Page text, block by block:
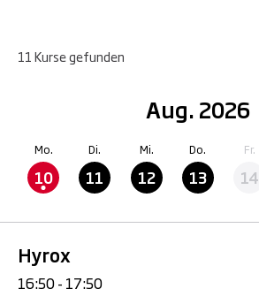
11 Kursegefunden
Aug. 2026
Mo.
10
Di.
11
Mi.
12
Do.
13
Fr.
14
Hyrox
16:50 - 17:50